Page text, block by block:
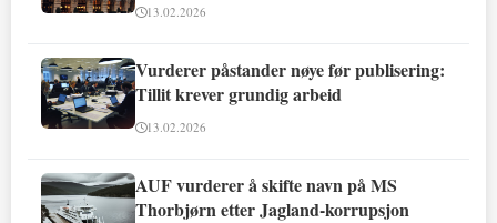
13.02.2026
Vurderer påstander nøye før publisering:
Tillit krever grundig arbeid
13.02.2026
AUF vurderer å skifte navn på MS
Thorbjørn etter Jagland-korrupsjon